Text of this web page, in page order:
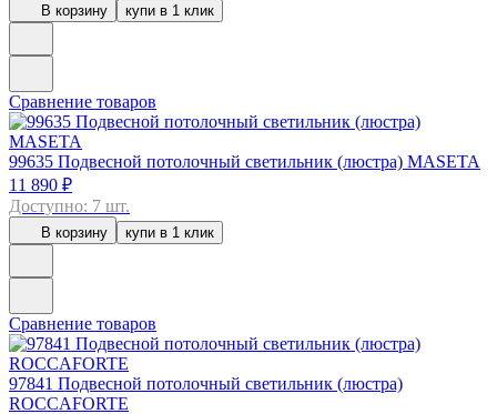
В корзину купи в 1 клик
Сравнение товаров
99635 Подвесной потолочный светильник (люстра) MASETA
11 890 ₽
Доступно: 7 шт.
В корзину купи в 1 клик
Сравнение товаров
97841 Подвесной потолочный светильник (люстра)
ROCCAFORTE